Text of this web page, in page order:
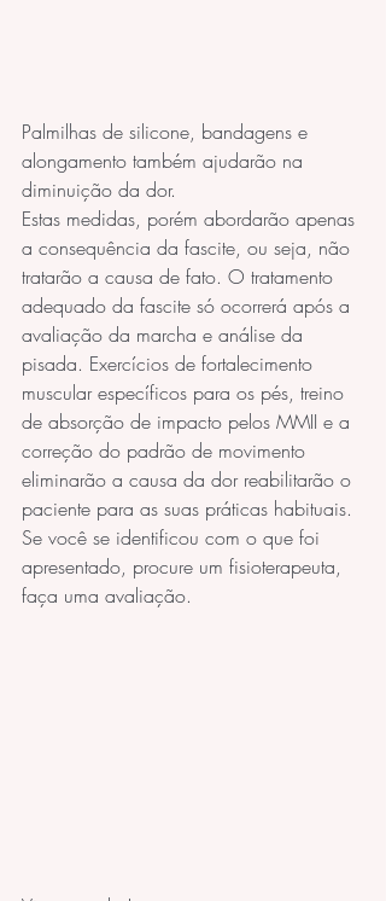
Palmilhas de silicone, bandagens e
alongamento também ajudarão na
diminuição da dor.
Estas medidas, porém abordarão apenas
a consequência da fascite, ou seja, não
tratarão a causa de fato. O tratamento
adequado da fascite só ocorrerá após a
avaliação da marcha e análise da
pisada. Exercícios de fortalecimento
muscular específicos para os pés, treino
de absorção de impacto pelos MMII e a
correção do padrão de movimento
eliminarão a causa da dor reabilitarão o
paciente para as suas práticas habituais.
Se você se identificou com o que foi
apresentado, procure um fisioterapeuta,
faça uma avaliação.